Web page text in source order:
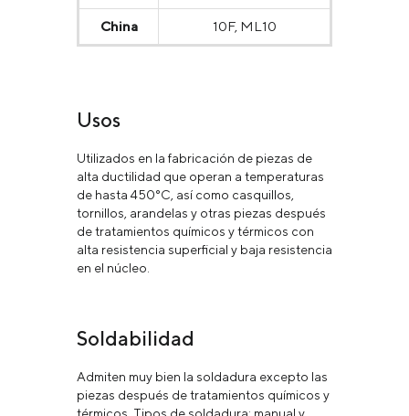
China 10F, ML10
Usos
Utilizados en la fabricación de piezas de
alta ductilidad que operan a temperaturas
de hasta 450°C, así como casquillos,
tornillos, arandelas y otras piezas después
de tratamientos químicos y térmicos con
alta resistencia superficial y baja resistencia
en el núcleo.
Soldabilidad
Admiten muy bien la soldadura excepto las
piezas después de tratamientos químicos y
térmicos. Tipos de soldadura: manual y